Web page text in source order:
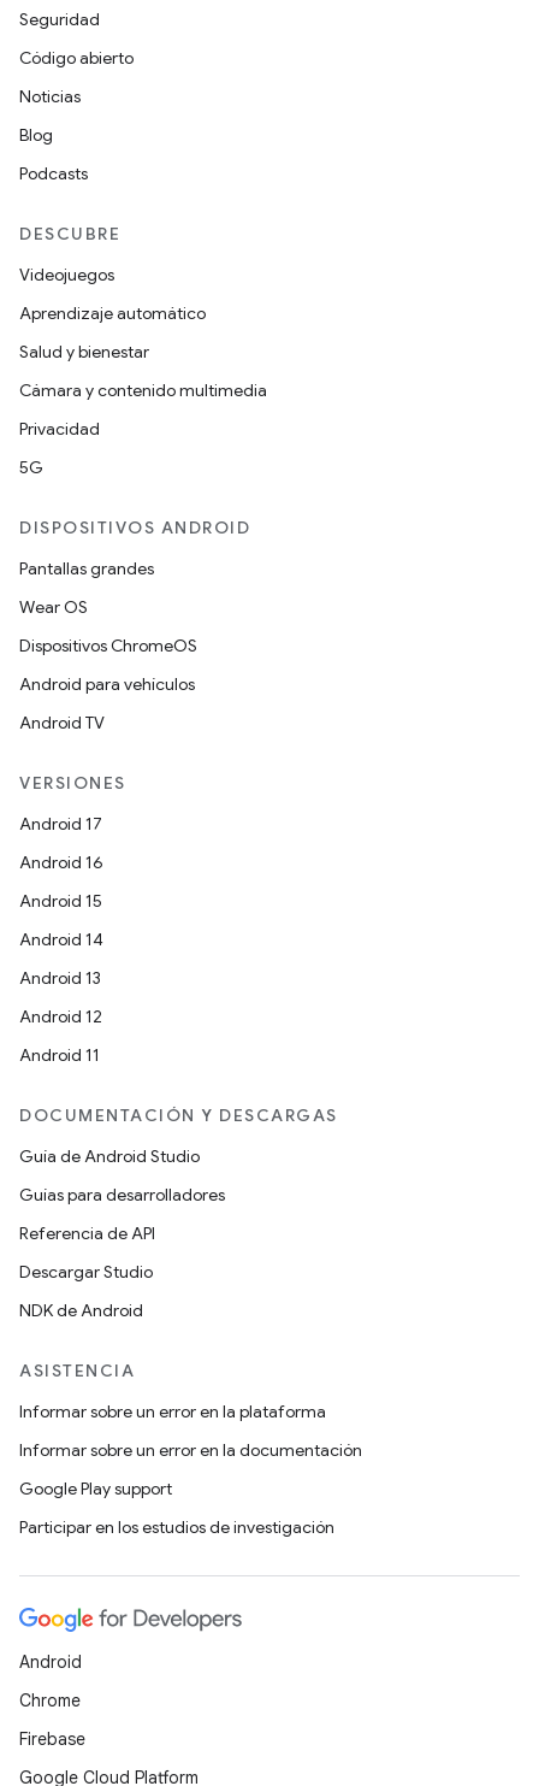
Seguridad
Código abierto
Noticias
Blog
Podcasts
DESCUBRE
Videojuegos
Aprendizaje automático
Salud y bienestar
Cámara y contenido multimedia
Privacidad
5G
DISPOSITIVOS ANDROID
Pantallas grandes
Wear OS
Dispositivos ChromeOS
Android para vehículos
Android TV
VERSIONES
Android 17
Android 16
Android 15
Android 14
Android 13
Android 12
Android 11
DOCUMENTACIÓN Y DESCARGAS
Guía de Android Studio
Guías para desarrolladores
Referencia de API
Descargar Studio
NDK de Android
ASISTENCIA
Informar sobre un error en la plataforma
Informar sobre un error en la documentación
Google Play support
Participar en los estudios de investigación
Android
Chrome
Firebase
Google Cloud Platform